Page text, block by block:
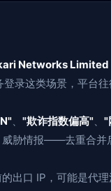
Networks Limited
这类场景，平台往
、 "欺诈指数偏高"、 "
胁情报——去重合并
出口 IP，可能是代